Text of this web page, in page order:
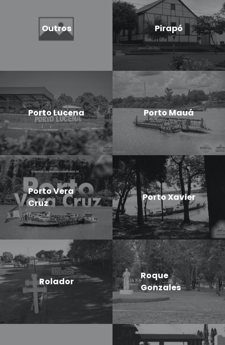
Outros Pirapó
Porto Lucena Porto Mauá
Porto Vera
Cruz
Porto Xavier
Rolador
Roque
Gonzales